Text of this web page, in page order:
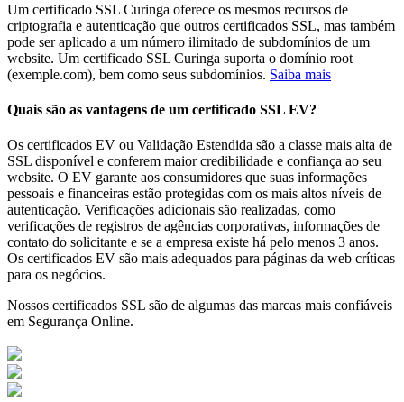
Um certificado SSL Curinga oferece os mesmos recursos de
criptografia e autenticação que outros certificados SSL, mas também
pode ser aplicado a um número ilimitado de subdomínios de um
website. Um certificado SSL Curinga suporta o domínio root
(exemple.com), bem como seus subdomínios. Saiba mais
Quais são as vantagens de um certificado SSL EV?
Os certificados EV ou Validação Estendida são a classe mais alta de
SSL disponível e conferem maior credibilidade e confiança ao seu
website. O EV garante aos consumidores que suas informações
pessoais e financeiras estão protegidas com os mais altos níveis de
autenticação. Verificações adicionais são realizadas, como
verificações de registros de agências corporativas, informações de
contato do solicitante e se a empresa existe há pelo menos 3 anos.
Os certificados EV são mais adequados para páginas da web críticas
para os negócios.
Nossos certificados SSL são de algumas das marcas mais confiáveis
em Segurança Online.